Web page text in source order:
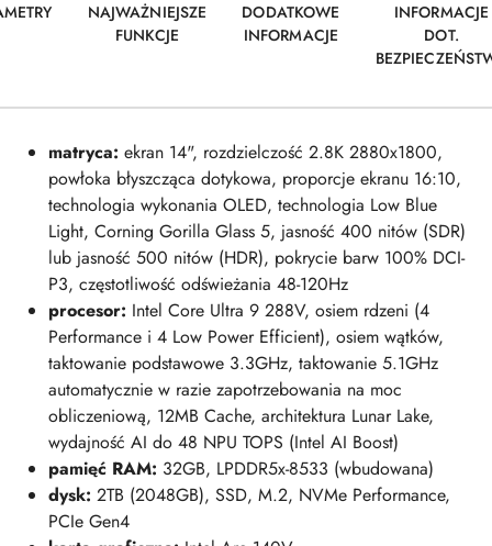
NAJWAŻNIEJSZE
FUNKCJE
DODATKOWE
INFORMACJE
INFORMACJE
DOT.
matryca: ekran 14", rozdzielczość 2.8K 2880x1800,
powłoka błyszcząca dotykowa, proporcje ekranu 16:10,
technologia wykonania OLED, technologia Low Blue
Light, Corning Gorilla Glass 5, jasność 400 nitów (SDR)
lub jasność 500 nitów (HDR), pokrycie barw 100% DCI-
P3, częstotliwość odświeżania 48-120Hz
procesor: Intel Core Ultra 9 288V, osiem rdzeni (4
Performance i 4 Low Power Efficient), osiem wątków,
taktowanie podstawowe 3.3GHz, taktowanie 5.1GHz
automatycznie w razie zapotrzebowania na moc
obliczeniową, 12MB Cache, architektura Lunar Lake,
wydajność AI do 48 NPU TOPS (Intel AI Boost)
pamięć RAM: 32GB, LPDDR5x-8533 (wbudowana)
dysk: 2TB (2048GB), SSD, M.2, NVMe Performance,
PCIe Gen4